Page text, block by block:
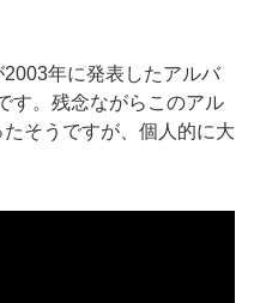
年に発表したアルバ
す。残念ながらこのアル
そうですが、個人的に大